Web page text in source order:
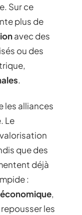
Sur ce
plus de
avec des
ou des
.
les alliances
Le
que des
déjà
:
,
les